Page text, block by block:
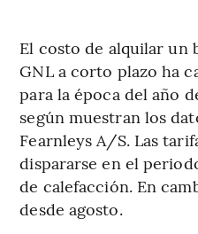
El costo de alquilar un
GNL a corto plazo ha
para la época del año
según muestran los
Fearnleys A/S. Las
dispararse en el
de calefacción. En
desde agosto.